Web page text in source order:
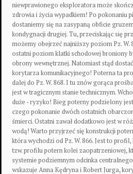
niewprawionego eksploratora może
zdrowia i życia wypadkiem! Po pokonaniu
dostaniemy się na zasypaną obficie
kondygnacji drugiej. Tu, przeciskając się
możemy obejrzeć najniższy poziom Pz. W.
ostatni poziom klatki schodowej broniony
obrony wewnętrznej. Natomiast stąd
korytarza komunikacyjnego! Poterna ta
dalej do Pz. W. 868. I tu znów gorąca
jest w tragicznym stanie technicznym.
duże - ryzyko! Bieg poterny podzielony
czego pokonanie dwóch ostatnich
śmierci. Ostatni zawał dodatkowo jest w
wodą! Warto przyjrzeć się konstrukcji
która wychodzi od Pz. W. 866. Jest to
tzw. profilu potern kolei zaopatrzeniowej,
systemie podziemnym odcinka
wskazuje Anna Kędryna i Robert Jurga,